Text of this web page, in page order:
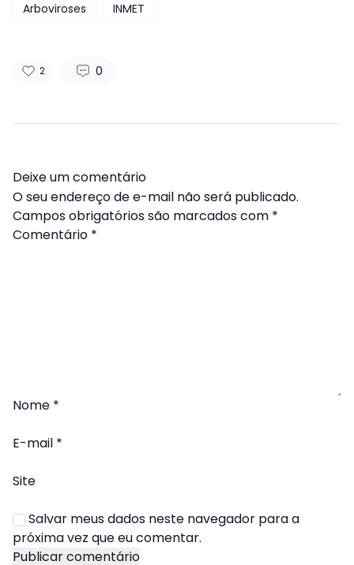
Arboviroses INMET
2 0
Deixe um comentário
O seu endereço de e-mail não será publicado.
Campos obrigatórios são marcados com *
Comentário *
Nome *
E-mail *
Site
Salvar meus dados neste navegador para a
próxima vez que eu comentar.